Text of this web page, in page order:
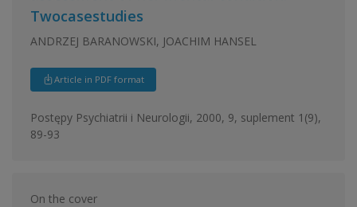
Twocasestudies
ANDRZEJ BARANOWSKI, JOACHIM HANSEL
Article in PDF format
Postępy Psychiatrii i Neurologii, 2000, 9, suplement 1(9),
89-93
On the cover